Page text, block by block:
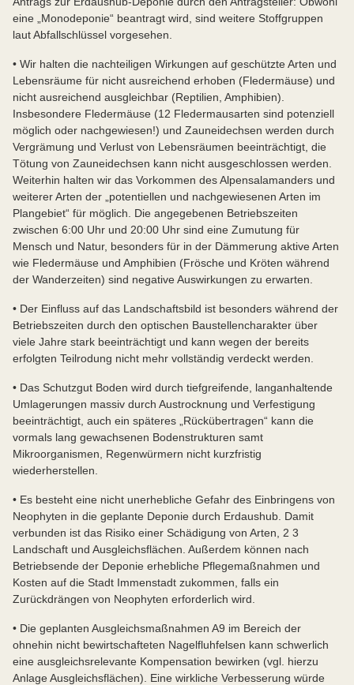
eine „Monodeponie“ beantragt wird, sind weitere Stoffgruppen
laut Abfallschlüssel vorgesehen.
• Wir halten die nachteiligen Wirkungen auf geschützte Arten und
Lebensräume für nicht ausreichend erhoben (Fledermäuse) und
nicht ausreichend ausgleichbar (Reptilien, Amphibien).
Insbesondere Fledermäuse (12 Fledermausarten sind potenziell
möglich oder nachgewiesen!) und Zauneidechsen werden durch
Vergrämung und Verlust von Lebensräumen beeinträchtigt, die
Tötung von Zauneidechsen kann nicht ausgeschlossen werden.
Weiterhin halten wir das Vorkommen des Alpensalamanders und
weiterer Arten der „potentiellen und nachgewiesenen Arten im
Plangebiet“ für möglich. Die angegebenen Betriebszeiten
zwischen 6:00 Uhr und 20:00 Uhr sind eine Zumutung für
Mensch und Natur, besonders für in der Dämmerung aktive Arten
wie Fledermäuse und Amphibien (Frösche und Kröten während
der Wanderzeiten) sind negative Auswirkungen zu erwarten.
• Der Einfluss auf das Landschaftsbild ist besonders während der
Betriebszeiten durch den optischen Baustellencharakter über
viele Jahre stark beeinträchtigt und kann wegen der bereits
erfolgten Teilrodung nicht mehr vollständig verdeckt werden.
• Das Schutzgut Boden wird durch tiefgreifende, langanhaltende
Umlagerungen massiv durch Austrocknung und Verfestigung
beeinträchtigt, auch ein späteres „Rückübertragen“ kann die
vormals lang gewachsenen Bodenstrukturen samt
Mikroorganismen, Regenwürmern nicht kurzfristig
wiederherstellen.
• Es besteht eine nicht unerhebliche Gefahr des Einbringens von
Neophyten in die geplante Deponie durch Erdaushub. Damit
verbunden ist das Risiko einer Schädigung von Arten, 2 3
Landschaft und Ausgleichsflächen. Außerdem können nach
Betriebsende der Deponie erhebliche Pflegemaßnahmen und
Kosten auf die Stadt Immenstadt zukommen, falls ein
Zurückdrängen von Neophyten erforderlich wird.
• Die geplanten Ausgleichsmaßnahmen A9 im Bereich der
ohnehin nicht bewirtschafteten Nagelfluhfelsen kann schwerlich
eine ausgleichsrelevante Kompensation bewirken (vgl. hierzu
Anlage Ausgleichsflächen). Eine wirkliche Verbesserung würde